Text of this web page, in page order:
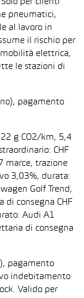
per clienti
pneumatici,
al lavoro in
il rischio per
mobilità elettrica,
le stazioni di
pagamento
g CO2/km, 5,4
CHF
marce, trazione
3,03%, durata:
Golf Trend,
consegna CHF
Audi A1
di consegna
pagamento
indebitamento
Valido per